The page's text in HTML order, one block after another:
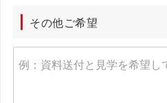
その他ご希望